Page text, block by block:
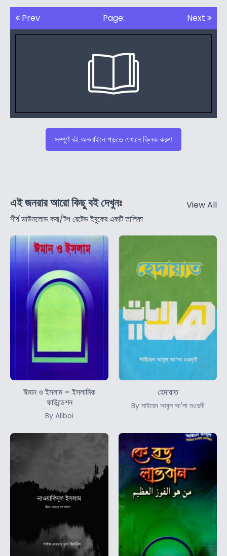
Prev Page: Next
সম্পুর্ণ বই অনলাইনে পড়তে এখানে ক্লিক করুণ
এই জনরার আরো কিছু বই দেখুনঃ
শীর্ষ ডাউনলোড করা/টপ রেটেড ইবুকের একটি তালিকা
View All
ঈমান ও ইসলাম – ইসলামিক
ফাউন্ডেশন
By Allboi
হেদায়াত
By সাইয়েদ আবুল আ'লা মওদুদী